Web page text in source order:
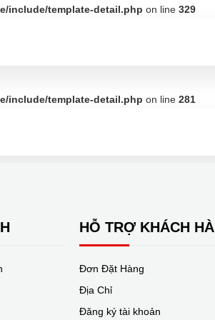
II
include/template-detail.php on line 329
include/template-detail.php on line 281
HỖ TRỢ KHÁCH
Đơn Đặt Hàng
Địa Chỉ
Đăng ký tài khoản